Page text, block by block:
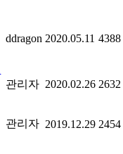
ddragon 2020.05.11 4388
관리자 2020.02.26 2632
관리자 2019.12.29 2454